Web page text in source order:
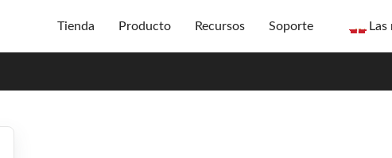
Tienda Producto Recursos Soporte